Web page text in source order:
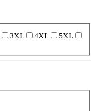
3XL 4XL
5XL